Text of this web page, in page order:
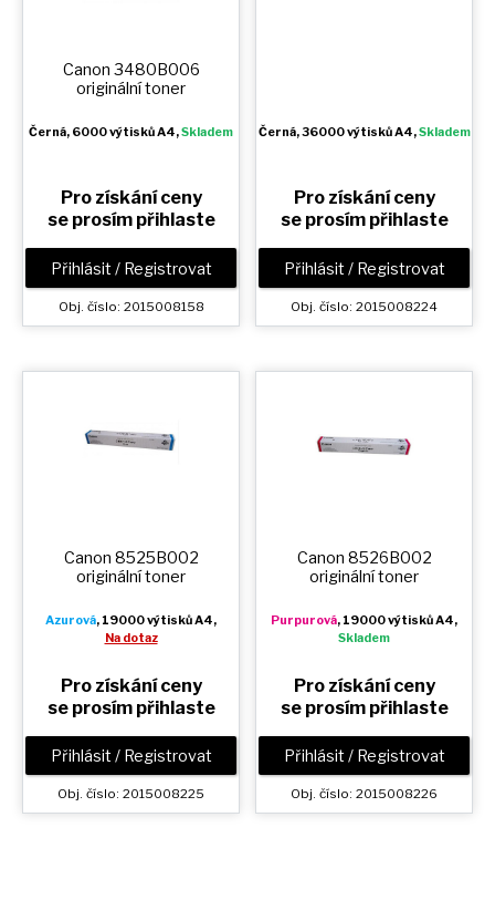
Canon 3480B006
originální toner
Černá, 6000 výtisků A4,Skladem
Pro získání ceny
se prosím přihlaste
Přihlásit / Registrovat
Obj. číslo: 2015008158
Černá, 36000 výtisků A4,Skladem
Pro získání ceny
se prosím přihlaste
Přihlásit / Registrovat
Obj. číslo: 2015008224
Canon 8525B002
originální toner
Azurová, 19000 výtisků A4,
Na dotaz
Pro získání ceny
se prosím přihlaste
Přihlásit / Registrovat
Obj. číslo: 2015008225
Canon 8526B002
originální toner
Purpurová, 19000 výtisků A4,
Skladem
Pro získání ceny
se prosím přihlaste
Přihlásit / Registrovat
Obj. číslo: 2015008226